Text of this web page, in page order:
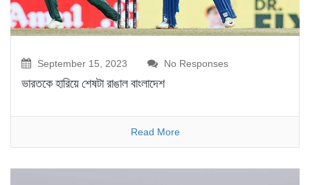
September 15, 2023 No Responses
ভারতকে হারিয়ে শেষটা রাঙাল বাংলাদেশ
Read More